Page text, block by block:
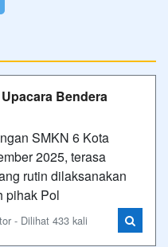
Bendera
SMKN 6 Kota
2025, terasa
rutin dilaksanakan
pihak Pol
- Dilihat 433 kali